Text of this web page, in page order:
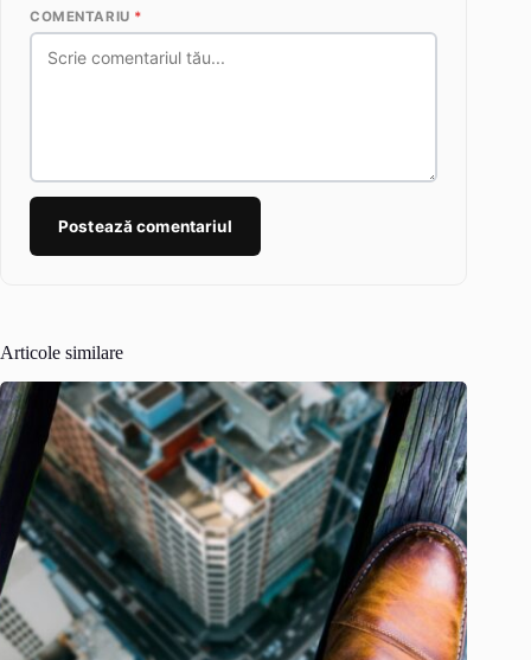
COMENTARIU *
Postează comentariul
Articole similare